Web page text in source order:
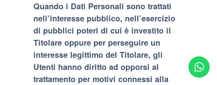
Quando i Dati Personali sono trattati
nell’interesse pubblico, nell’esercizio
di pubblici poteri di cui è investito il
Titolare oppure per perseguire un
interesse legittimo del Titolare, gli
Utenti hanno diritto ad opporsi al
trattamento per motivi connessi alla